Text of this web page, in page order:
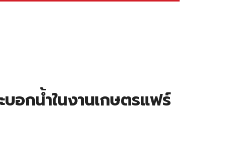
อกน้ำในงานเกษตรแฟร์